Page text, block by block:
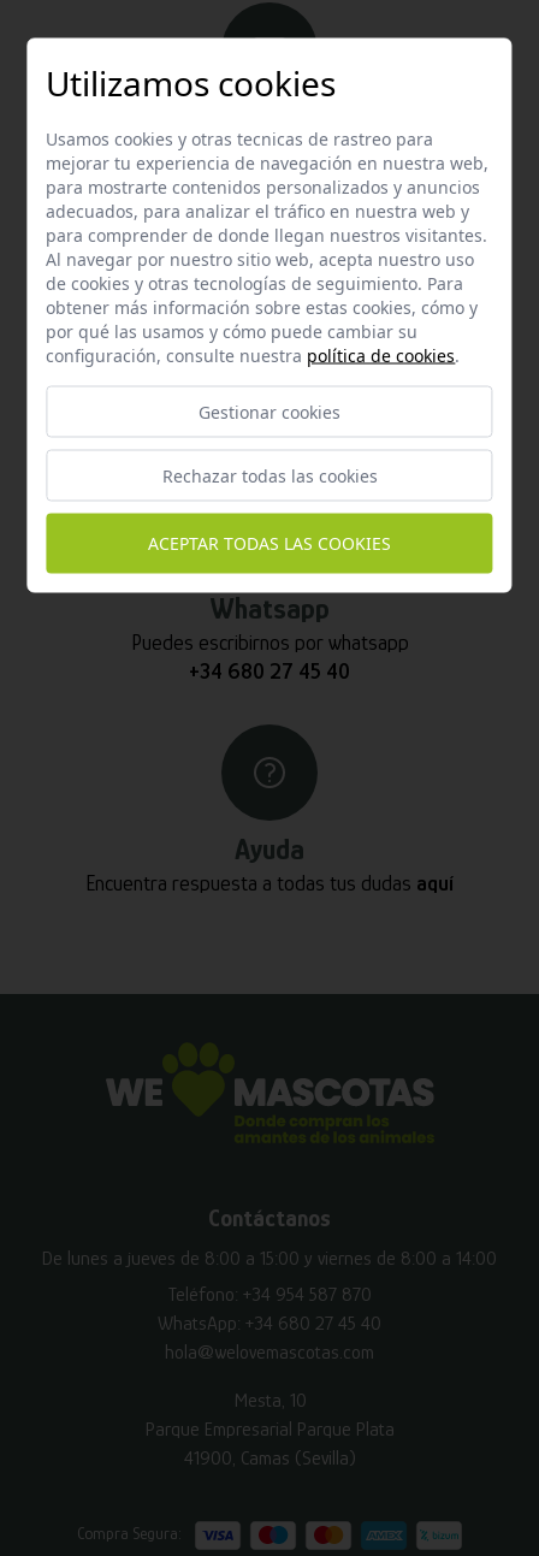
Email
Contacta con nosotros vía email
hola@welovemascotas.com
Teléfono
Contacta con nosotros a través del teléfono
Whatsapp
Puedes escribirnos por whatsapp
+34 680 27 45 40
Ayuda
Encuentra respuesta a todas tus dudas aquí
Contáctanos
De lunes a jueves de 8:00 a 15:00 y viernes de 8:00 a 14:00
Teléfono: +34 954 587 870
WhatsApp: +34 680 27 45 40
hola@welovemascotas.com
Mesta, 10
Parque Empresarial Parque Plata
41900, Camas (Sevilla)
Compra Segura:
Utilizamos cookies
Usamos cookies y otras tecnicas de rastreo para
mejorar tu experiencia de navegación en nuestra web,
para mostrarte contenidos personalizados y anuncios
adecuados, para analizar el tráfico en nuestra web y
para comprender de donde llegan nuestros visitantes.
Al navegar por nuestro sitio web, acepta nuestro uso
de cookies y otras tecnologías de seguimiento. Para
obtener más información sobre estas cookies, cómo y
por qué las usamos y cómo puede cambiar su
configuración, consulte nuestra política de cookies.
Gestionar cookies
Rechazar todas las cookies
ACEPTAR TODAS LAS COOKIES